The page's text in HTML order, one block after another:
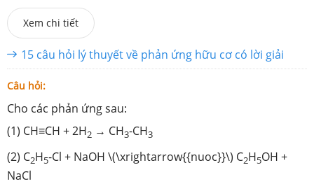
Xem chi tiết
15 câu hỏi lý thuyết về phản ứng hữu cơ có lời giải
Câu hỏi:
Cho các phản ứng sau:
(1) CH≡CH + 2H2 → CH3-CH3
(2) C2H5-Cl + NaOH \(\xrightarrow{{nuoc}}\) C2H5OH +
NaCl